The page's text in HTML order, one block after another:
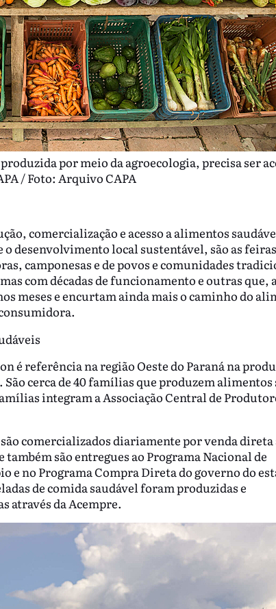
por meio da agroecologia, precisa ser
/ Foto: Arquivo CAPA
comercialização e acesso a alimentos
desenvolvimento local sustentável, são as
camponesas e de povos e comunidades
com décadas de funcionamento e outras que,
meses e encurtam ainda mais o caminho do
é referência na região Oeste do Paraná na
cerca de 40 famílias que produzem alimentos
integram a Associação Central de
são comercializados diariamente por venda
também são entregues ao Programa Nacional de
e no Programa Compra Direta do governo do
de comida saudável foram produzidas e
através da Acempre.